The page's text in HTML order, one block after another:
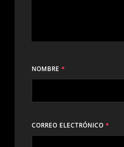
NOMBRE *
CORREO ELECTRÓNICO *